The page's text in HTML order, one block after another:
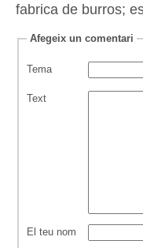
fabrica de burros;
Afegeix un comentari
Tema
Text
El teu nom